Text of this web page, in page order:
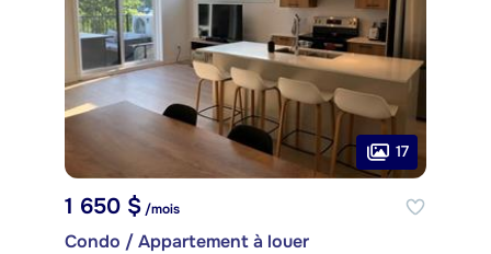
17
1 650 $ /mois
Condo / Appartement à louer